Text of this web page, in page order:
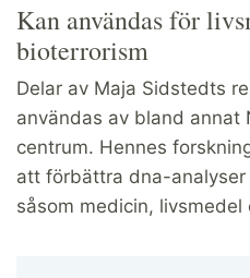
Kan användas för
bioterrorism
Delar av Maja Sidstedts
användas av bland annat
centrum. Hennes
att förbättra dna-
såsom medicin, livsmedel